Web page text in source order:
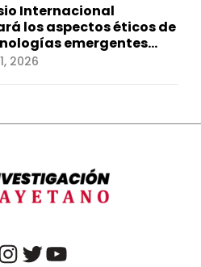
Internacional
los aspectos éticos de
emergentes
de
2026
twitter youtube